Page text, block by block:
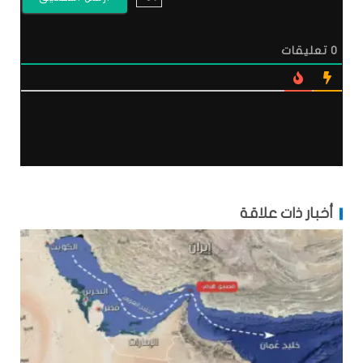
0 تعليقات
أخبار ذات علاقة